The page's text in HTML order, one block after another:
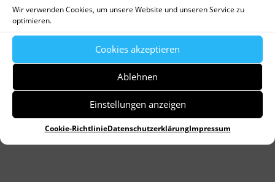
Wir verwenden Cookies, um unsere Website und unseren Service zu
optimieren.
Cookies akzeptieren
Ablehnen
Einstellungen anzeigen
Cookie-RichtlinieDatenschutzerklärungImpressum
Hinweise zum Datenschutz gelesen.